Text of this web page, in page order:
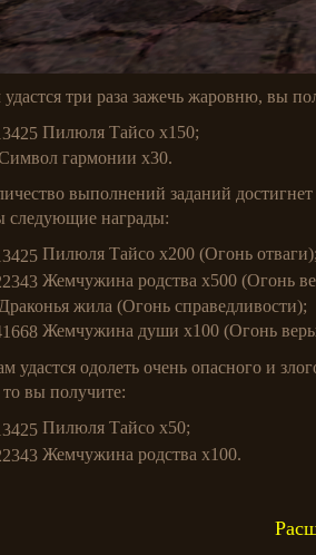
три раза зажечь жаровню, вы
Пилюля Тайсо x150;
гармонии x30.
выполнений заданий
следующие награды:
Пилюля Тайсо x200 (Огонь
Жемчужина родства x500 (Огонь
Драконья жила (Огонь справедливости);
Жемчужина души x100 (Огонь
удастся одолеть очень опасного и
вы получите:
Пилюля Тайсо x50;
Жемчужина родства x100.